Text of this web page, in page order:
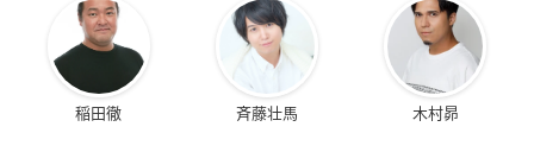
稲田徹 斉藤壮馬 木村昴